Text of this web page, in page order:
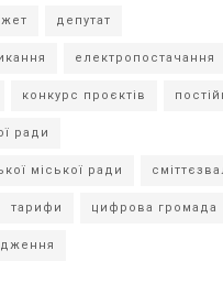
депутат
електропостачання
конкурс проєктів
ради
міської ради
тарифи цифрова громада